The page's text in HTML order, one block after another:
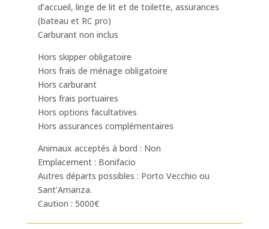
d’accueil, linge de lit et de toilette, assurances
(bateau et RC pro)
Carburant non inclus
Hors skipper obligatoire
Hors frais de ménage obligatoire
Hors carburant
Hors frais portuaires
Hors options facultatives
Hors assurances complémentaires
Animaux acceptés à bord : Non
Emplacement : Bonifacio
Autres départs possibles : Porto Vecchio ou
Sant’Amanza.
Caution : 5000€